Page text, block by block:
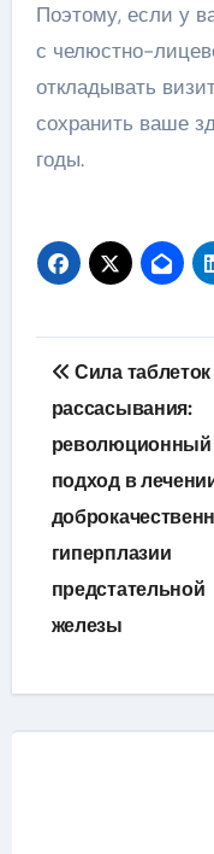
Поэтому, если у
с челюстно-
откладывать
сохранить ваше
годы.
по
записям
Сила
рассасывания:
революционный
подход в
гиперплазии
предстательной
железы